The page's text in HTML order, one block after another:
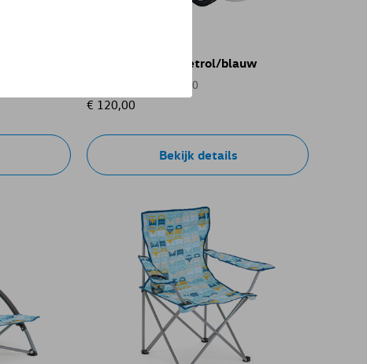
VW kinderauto, petrol/blauw
Referentie: 7E9087500
€ 120,00
Bekijk details